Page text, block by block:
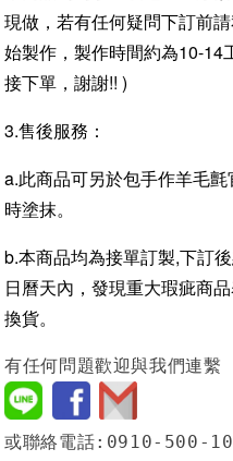
現做，若有任何疑問下訂前
始製作，製作時間約為10-14
接下單，謝謝!! )
3.售後服務：
a.此商品可另於包手作羊毛
時塗抹。
b.本商品均為接單訂製,下訂
日曆天內，發現重大瑕疵商
換貨。
有任何問題歡迎與我們連繫
或聯絡電話:0910-500-